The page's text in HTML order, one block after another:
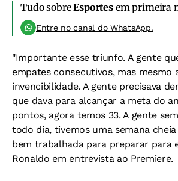
Tudo sobreEsportesem primeira
Entre no canal do WhatsApp.
"Importante esse triunfo. A gente
empates consecutivos, mas mesmo
invencibilidade. A gente precisava
que dava para alcançar a meta do
pontos, agora temos 33. A gente
todo dia, tivemos uma semana
bem trabalhada para preparar para
Ronaldo em entrevista ao Premiere.